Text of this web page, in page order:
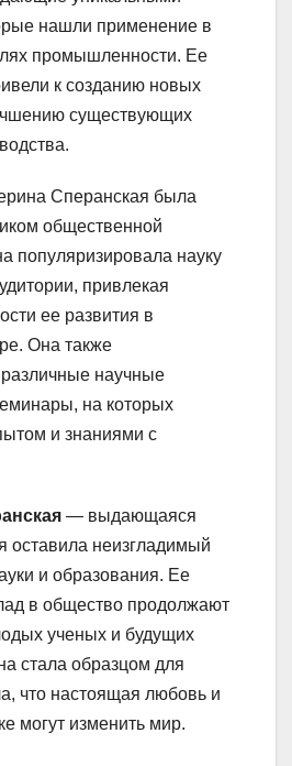
нашли применение в
промышленности. Ее
к созданию новых
существующих
Сперанская была
общественной
популяризировала науку
привлекая
ее развития в
Она также
научные
на которых
и знаниями с
— выдающаяся
оставила неизгладимый
и образования. Ее
в общество продолжают
ученых и будущих
стала образцом для
что настоящая любовь и
могут изменить мир.